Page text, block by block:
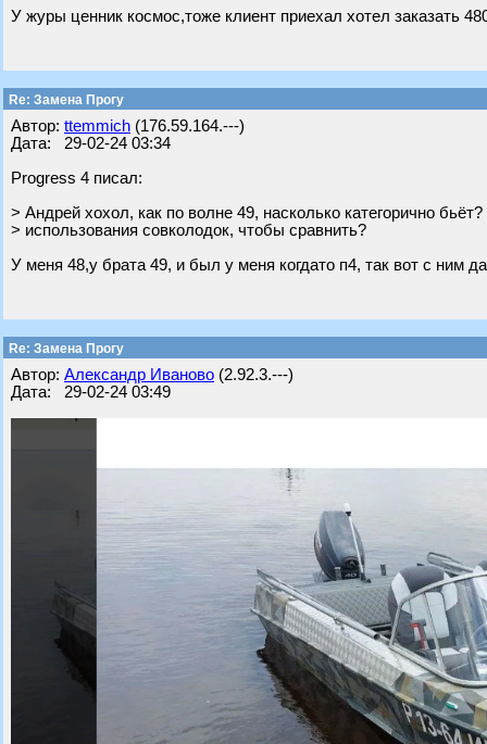
У журы ценник космос,тоже клиент приехал хотел заказать
Re: Замена Прогу
Автор: ttemmich (176.59.164.---)
Дата: 29-02-24 03:34
Progress 4 писал:
> Андрей хохол, как по волне 49, насколько категорично
> использования совколодок, чтобы сравнить?
У меня 48,у брата 49, и был у меня когдато п4, так вот с ним
Re: Замена Прогу
Автор: Александр Иваново (2.92.3.---)
Дата: 29-02-24 03:49